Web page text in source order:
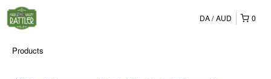
0
DA AUD
Products